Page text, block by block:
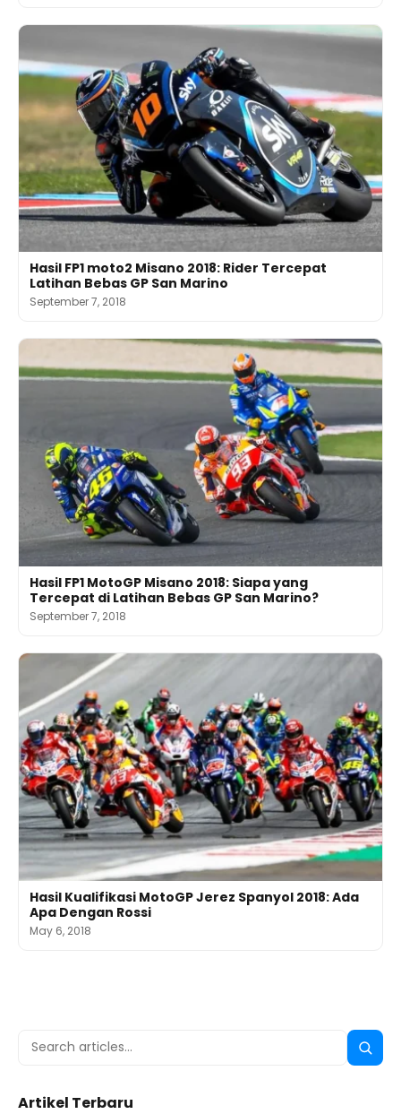
Hasil FP1 moto2 Misano 2018: Rider Tercepat
Latihan Bebas GP San Marino
September 7, 2018
Hasil FP1 MotoGP Misano 2018: Siapa yang
Tercepat di Latihan Bebas GP San Marino?
September 7, 2018
Hasil Kualifikasi MotoGP Jerez Spanyol 2018: Ada
Apa Dengan Rossi
May 6, 2018
Search
Search
Artikel Terbaru